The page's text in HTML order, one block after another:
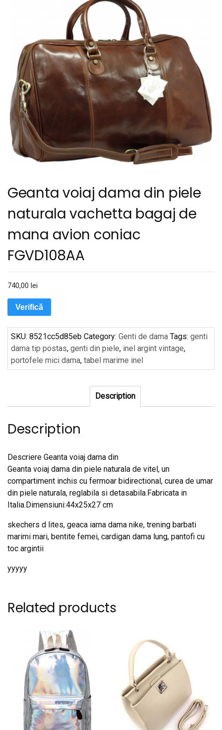
Geanta voiaj dama din piele
naturala vachetta bagaj de
mana avion coniac
FGVD108AA
740,00 lei
Verifică
SKU: 8521cc5d85eb Category: Genti de dama Tags: genti
dama tip postas, genti din piele, inel argint vintage,
portofele mici dama, tabel marime inel
Description
Description
Descriere Geanta voiaj dama din
Geanta voiaj dama din piele naturala de vitel, un
compartiment inchis cu fermoar bidirectional, curea de umar
din piele naturala, reglabila si detasabila.Fabricata in
Italia.Dimensiuni:44x25x27 cm
skechers d lites, geaca iarna dama nike, trening barbati
marimi mari, bentite femei, cardigan dama lung, pantofi cu
toc argintii
yyyyy
Related products